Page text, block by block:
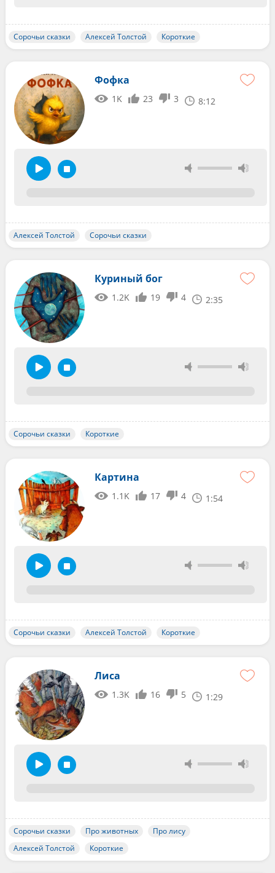
Сорочьи сказки Алексей Толстой Короткие
Фофка
1K 23 3 8:12
Алексей Толстой Сорочьи сказки
Куриный бог
1.2K 19 4 2:35
Сорочьи сказки Короткие
Картина
1.1K 17 4 1:54
Сорочьи сказки Алексей Толстой Короткие
Лиса
1.3K 16 5 1:29
Сорочьи сказки Про животных
Про лису
Алексей Толстой
Короткие